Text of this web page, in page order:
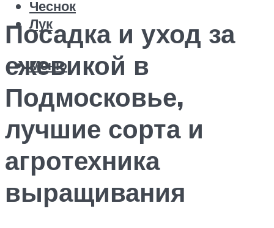
Чеснок
Лук
Меню
Посадка и уход за
ежевикой в
Подмосковье,
лучшие сорта и
агротехника
выращивания